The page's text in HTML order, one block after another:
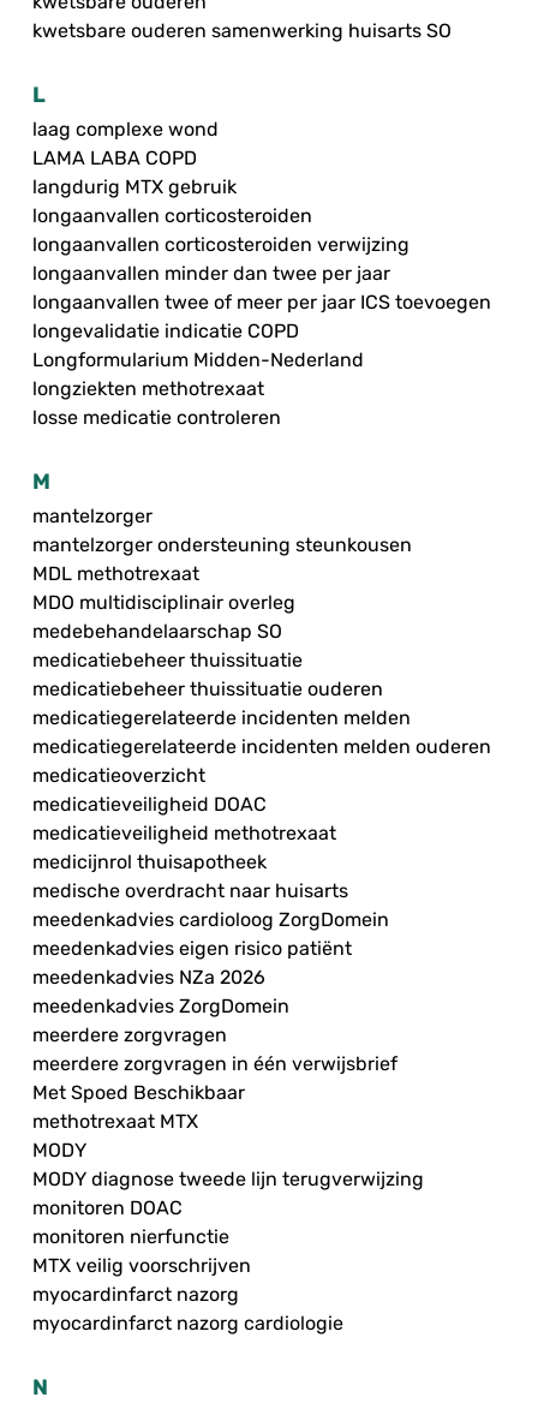
kwetsbare ouderen samenwerking huisarts SO
L
laag complexe wond
LAMA LABA COPD
langdurig MTX gebruik
longaanvallen corticosteroiden
longaanvallen corticosteroiden verwijzing
longaanvallen minder dan twee per jaar
longaanvallen twee of meer per jaar ICS toevoegen
longevalidatie indicatie COPD
Longformularium Midden-Nederland
longziekten methotrexaat
losse medicatie controleren
M
mantelzorger
mantelzorger ondersteuning steunkousen
MDL methotrexaat
MDO multidisciplinair overleg
medebehandelaarschap SO
medicatiebeheer thuissituatie
medicatiebeheer thuissituatie ouderen
medicatiegerelateerde incidenten melden
medicatiegerelateerde incidenten melden ouderen
medicatieoverzicht
medicatieveiligheid DOAC
medicatieveiligheid methotrexaat
medicijnrol thuisapotheek
medische overdracht naar huisarts
meedenkadvies cardioloog ZorgDomein
meedenkadvies eigen risico patiënt
meedenkadvies NZa 2026
meedenkadvies ZorgDomein
meerdere zorgvragen
meerdere zorgvragen in één verwijsbrief
Met Spoed Beschikbaar
methotrexaat MTX
MODY
MODY diagnose tweede lijn terugverwijzing
monitoren DOAC
monitoren nierfunctie
MTX veilig voorschrijven
myocardinfarct nazorg
myocardinfarct nazorg cardiologie
N